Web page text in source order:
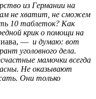
из Германии на
не хватит, не сможем
10 таблеток? Как
крик о помощи на
— и думаю: вот
уголовного дела.
мамочки всегда
Не оказывают
Они только